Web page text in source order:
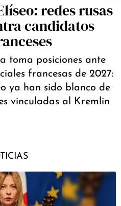
redes rusas
candidatos
toma posiciones ante
francesas de 2027:
ya han sido blanco de
vinculadas al Kremlin